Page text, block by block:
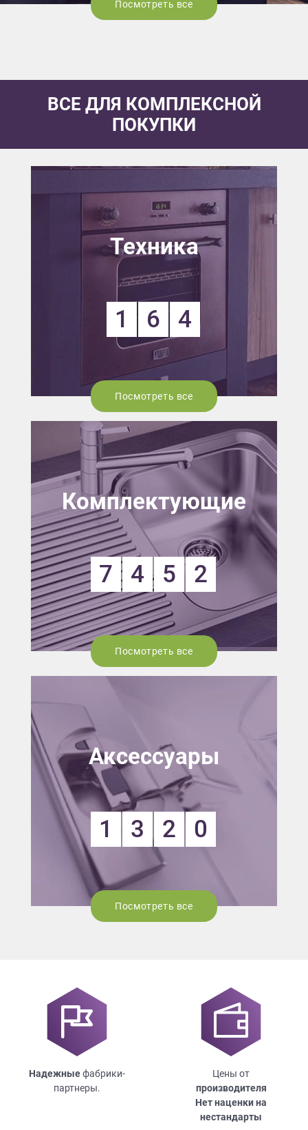
Посмотреть все
ВСЕ ДЛЯ КОМПЛЕКСНОЙ
ПОКУПКИ
Техника
1 6 4
Посмотреть все
Комплектующие
7 4 5 2
Посмотреть все
Аксессуары
1 3 2 0
Посмотреть все
Надежныефабрики-
партнеры.
Цены от
производителя
Нет наценки на
нестандарты